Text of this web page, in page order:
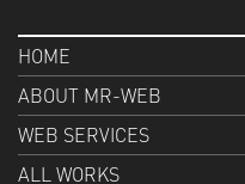
HOME
ABOUT MR-WEB
WEB SERVICES
ALL WORKS